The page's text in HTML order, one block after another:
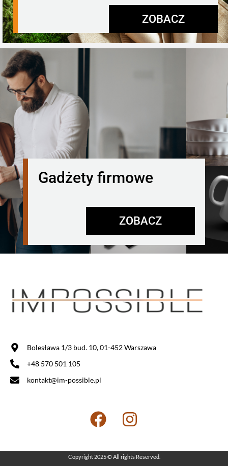
ZOBACZ
Gadżety firmowe
ZOBACZ
Bolesława 1/3 bud. 10, 01-452 Warszawa
+48 570 501 105
kontakt@im-possible.pl
Copyright 2025 © All rights Reserved.